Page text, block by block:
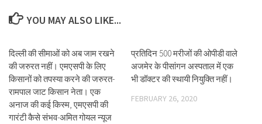
YOU MAY ALSO LIKE...
दिल्ली की सीमाओं को अब जाम रखने
की जरुरत नहीं। एमएसपी के लिए
किसानों को तपस्या करने की जरुरत-
रामपाल जाट किसान नेता। एक
अनाज की कई किस्म, एमएसपी की
गारंटी कैसे संभव-अमित गोयल न्यूज
प्रतिदिन 500 मरीजों की ओपीडी वाले
अजमेर के पीसांगन अस्पताल में एक
भी डॉक्टर की स्थायी नियुक्ति नहीं।
FEBRUARY 26, 2020